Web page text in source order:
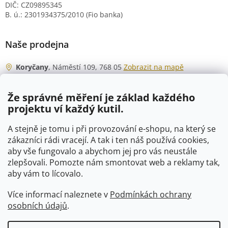
Že správné měření je základ každého
projektu ví každý kutil.
A stejně je tomu i při provozování e-shopu, na který se
zákazníci rádi vracejí. A tak i ten náš používá cookies,
aby vše fungovalo a abychom jej pro vás neustále
zlepšovali. Pomozte nám smontovat web a reklamy tak,
aby vám to lícovalo.
Více informací naleznete v Podmínkách ochrany
osobních údajů.
DIČ: CZ09895345
B. ú.: 2301934375/2010 (Fio banka)
Naše prodejna
Koryčany, Náměstí 109, 768 05Zobrazit na mapě
Po - Čt
06:00 - 07:00
07:30 - 15:30
Pá
06:00 - 07:00
07:30 - 15:00
So
07:00 - 10:00
Ne
zavřeno